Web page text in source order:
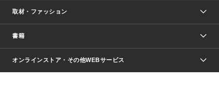
少年マンガ
Vジャンプ
週刊ヤングジャンプ
少女マンガ
取材・ファッション
Seventeen
芸能・情報・スポーツ
書籍
文芸・文庫・総合
オンラインストア・その他WEBサービス